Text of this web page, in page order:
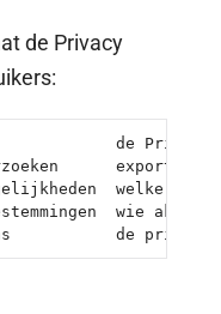
de Privacy
de Privacy-
export- en
welke
wie
de privacy-